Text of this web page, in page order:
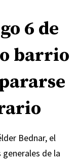
6 de
barrio
Bednar, el
de la